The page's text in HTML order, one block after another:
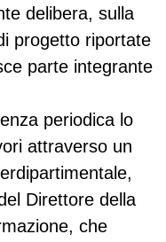
delibera, sulla
progetto riportate
parte integrante
periodica lo
attraverso un
Direttore della
che